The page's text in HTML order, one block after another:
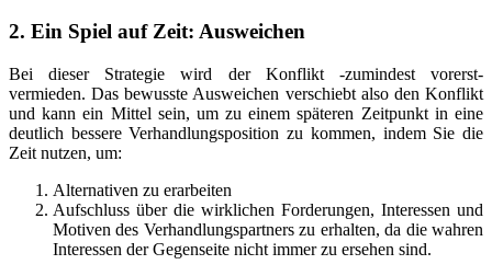
2. Ein Spiel auf Zeit: Ausweichen
Bei dieser Strategie wird der Konflikt -zumindest vorerst-
vermieden. Das bewusste Ausweichen verschiebt also den Konflikt
und kann ein Mittel sein, um zu einem späteren Zeitpunkt in eine
deutlich bessere Verhandlungsposition zu kommen, indem Sie die
Zeit nutzen, um:
Alternativen zu erarbeiten
Aufschluss über die wirklichen Forderungen, Interessen und
Motiven des Verhandlungspartners zu erhalten, da die wahren
Interessen der Gegenseite nicht immer zu ersehen sind.